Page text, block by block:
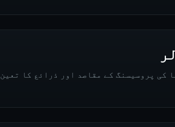
کی پروسیسنگ کے مقاصد اور ذرائع کا تعین